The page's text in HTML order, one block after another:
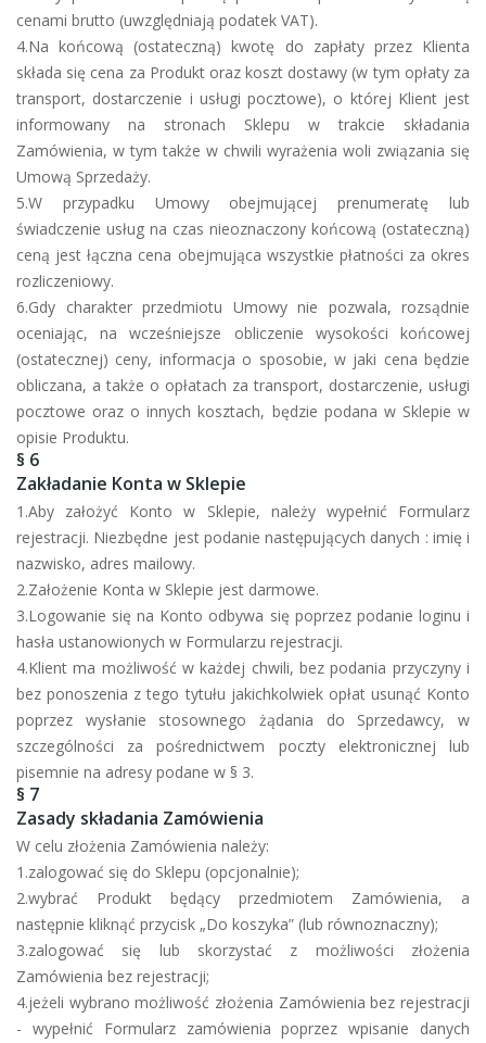
cenami brutto (uwzględniają podatek VAT).
4.Na końcową (ostateczną) kwotę do zapłaty przez Klienta
składa się cena za Produkt oraz koszt dostawy (w tym opłaty za
transport, dostarczenie i usługi pocztowe), o której Klient jest
informowany na stronach Sklepu w trakcie składania
Zamówienia, w tym także w chwili wyrażenia woli związania się
Umową Sprzedaży.
5.W przypadku Umowy obejmującej prenumeratę lub
świadczenie usług na czas nieoznaczony końcową (ostateczną)
ceną jest łączna cena obejmująca wszystkie płatności za okres
rozliczeniowy.
6.Gdy charakter przedmiotu Umowy nie pozwala, rozsądnie
oceniając, na wcześniejsze obliczenie wysokości końcowej
(ostatecznej) ceny, informacja o sposobie, w jaki cena będzie
obliczana, a także o opłatach za transport, dostarczenie, usługi
pocztowe oraz o innych kosztach, będzie podana w Sklepie w
opisie Produktu.
§ 6
Zakładanie Konta w Sklepie
1.Aby założyć Konto w Sklepie, należy wypełnić Formularz
rejestracji. Niezbędne jest podanie następujących danych : imię i
nazwisko, adres mailowy.
2.Założenie Konta w Sklepie jest darmowe.
3.Logowanie się na Konto odbywa się poprzez podanie loginu i
hasła ustanowionych w Formularzu rejestracji.
4.Klient ma możliwość w każdej chwili, bez podania przyczyny i
bez ponoszenia z tego tytułu jakichkolwiek opłat usunąć Konto
poprzez wysłanie stosownego żądania do Sprzedawcy, w
szczególności za pośrednictwem poczty elektronicznej lub
pisemnie na adresy podane w § 3.
§ 7
Zasady składania Zamówienia
W celu złożenia Zamówienia należy:
1.zalogować się do Sklepu (opcjonalnie);
2.wybrać Produkt będący przedmiotem Zamówienia, a
następnie kliknąć przycisk „Do koszyka” (lub równoznaczny);
3.zalogować się lub skorzystać z możliwości złożenia
Zamówienia bez rejestracji;
4.jeżeli wybrano możliwość złożenia Zamówienia bez rejestracji
- wypełnić Formularz zamówienia poprzez wpisanie danych